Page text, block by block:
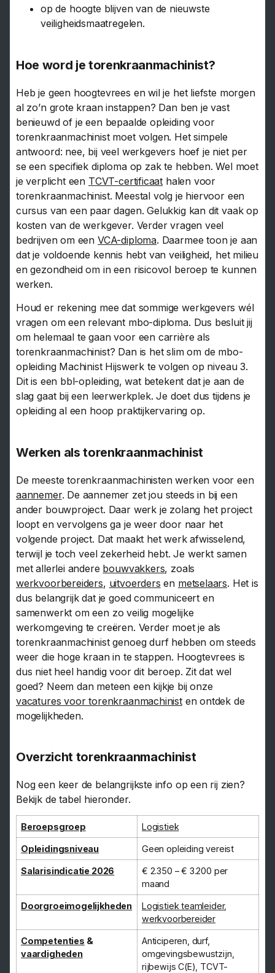
op de hoogte blijven van de nieuwste
veiligheidsmaatregelen.
Hoe word je torenkraanmachinist?
Heb je geen hoogtevrees en wil je het liefste morgen
al zo’n grote kraan instappen? Dan ben je vast
benieuwd of je een bepaalde opleiding voor
torenkraanmachinist moet volgen. Het simpele
antwoord: nee, bij veel werkgevers hoef je niet per
se een specifiek diploma op zak te hebben. Wel moet
je verplicht een TCVT-certificaat halen voor
torenkraanmachinist. Meestal volg je hiervoor een
cursus van een paar dagen. Gelukkig kan dit vaak op
kosten van de werkgever. Verder vragen veel
bedrijven om een VCA-diploma. Daarmee toon je aan
dat je voldoende kennis hebt van veiligheid, het milieu
en gezondheid om in een risicovol beroep te kunnen
werken.
Houd er rekening mee dat sommige werkgevers wél
vragen om een relevant mbo-diploma. Dus besluit jij
om helemaal te gaan voor een carrière als
torenkraanmachinist? Dan is het slim om de mbo-
opleiding Machinist Hijswerk te volgen op niveau 3.
Dit is een bbl-opleiding, wat betekent dat je aan de
slag gaat bij een leerwerkplek. Je doet dus tijdens je
opleiding al een hoop praktijkervaring op.
Werken als torenkraanmachinist
De meeste torenkraanmachinisten werken voor een
aannemer. De aannemer zet jou steeds in bij een
ander bouwproject. Daar werk je zolang het project
loopt en vervolgens ga je weer door naar het
volgende project. Dat maakt het werk afwisselend,
terwijl je toch veel zekerheid hebt. Je werkt samen
met allerlei andere bouwvakkers, zoals
werkvoorbereiders, uitvoerders en metselaars. Het is
dus belangrijk dat je goed communiceert en
samenwerkt om een zo veilig mogelijke
werkomgeving te creëren. Verder moet je als
torenkraanmachinist genoeg durf hebben om steeds
weer die hoge kraan in te stappen. Hoogtevrees is
dus niet heel handig voor dit beroep. Zit dat wel
goed? Neem dan meteen een kijkje bij onze
vacatures voor torenkraanmachinisten ontdek de
mogelijkheden.
Overzicht torenkraanmachinist
Nog een keer de belangrijkste info op een rij zien?
Bekijk de tabel hieronder.
Beroepsgroep Logistiek
Opleidingsniveau Geen opleiding vereist
Salarisindicatie 2026
€ 2.350 – € 3.200 per
maand
Doorgroeimogelijkheden Logistiek teamleider,
werkvoorbereider
Competenties &
vaardigheden
Anticiperen, durf,
omgevingsbewustzijn,
rijbewijs C(E), TCVT-